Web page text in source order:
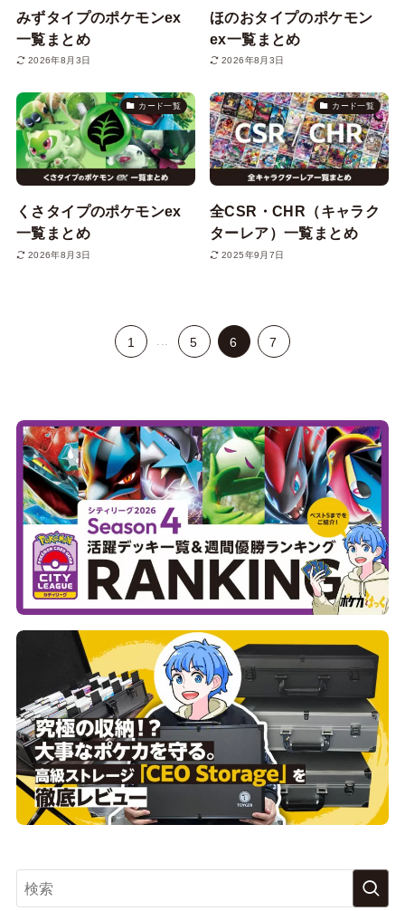
みずタイプのポケモンex
一覧まとめ
2026年8月3日
ほのおタイプのポケモン
ex一覧まとめ
2026年8月3日
カード一覧
くさタイプのポケモンex
一覧まとめ
2026年8月3日
カード一覧
全CSR・CHR（キャラク
ターレア）一覧まとめ
2025年9月7日
1 ... 5 6 7